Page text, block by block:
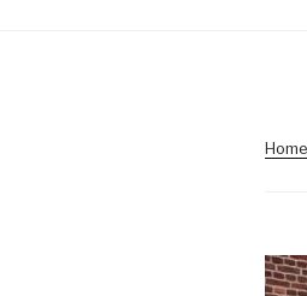
Home